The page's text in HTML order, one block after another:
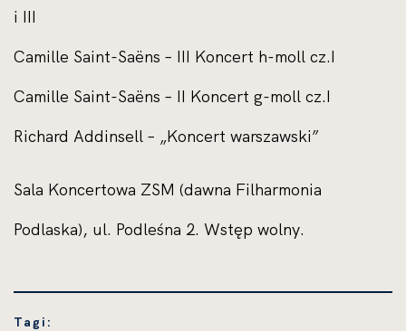
i III
Camille Saint-Saëns – III Koncert h-moll cz.I
Camille Saint-Saëns – II Koncert g-moll cz.I
Richard Addinsell – „Koncert warszawski”
Sala Koncertowa ZSM (dawna Filharmonia
Podlaska), ul. Podleśna 2. Wstęp wolny.
Tagi: